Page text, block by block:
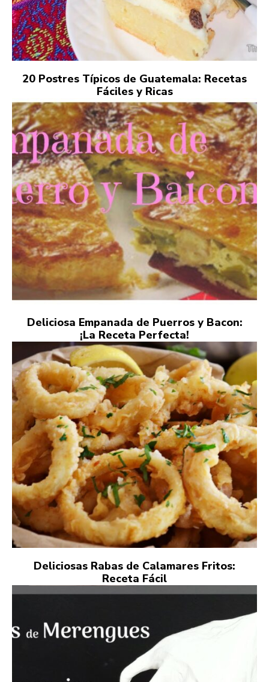
20 Postres Típicos de Guatemala: Recetas
Fáciles y Ricas
Deliciosa Empanada de Puerros y Bacon:
¡La Receta Perfecta!
Deliciosas Rabas de Calamares Fritos:
Receta Fácil